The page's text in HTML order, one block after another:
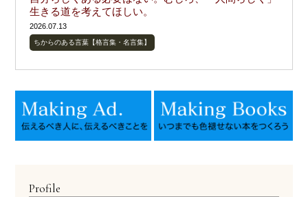
生きる道を考えてほしい。
2026.07.13
ちからのある言葉【格言集・名言集】
Profile